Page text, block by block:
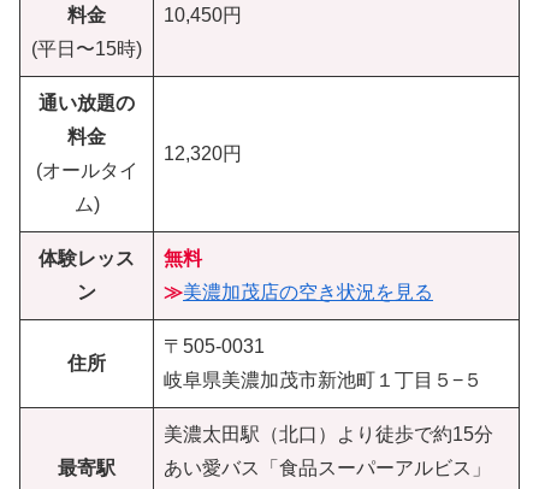
料金
(平日〜15時)
10,450円
通い放題の
料金
(オールタイ
ム)
12,320円
体験レッス
ン
無料
≫美濃加茂店の空き状況を見る
住所
〒505-0031
岐阜県美濃加茂市新池町１丁目５−５
最寄駅
美濃太田駅（北口）より徒歩で約15分
あい愛バス「食品スーパーアルビス」